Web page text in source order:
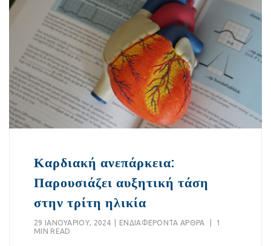
Καρδιακή ανεπάρκεια:
Παρουσιάζει αυξητική τάση
στην τρίτη ηλικία
29 ΙΑΝΟΥΑΡΊΟΥ, 2024 EΝΔΙΑΦΈΡΟΝΤΑ ΆΡΘΡΑ
1
MIN READ